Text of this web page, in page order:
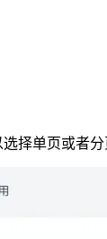
择单页或者分